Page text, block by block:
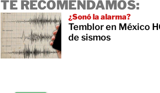
TE RECOMENDAMOS:
¿Sonó la alarma?
Temblor en México
de sismos